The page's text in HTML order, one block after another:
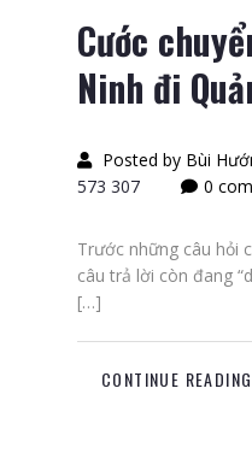
Cước
Ninh đi
Posted by Bùi
573 307
0
Trước những câu hỏi
câu trả lời còn đang
[…]
CONTINUE READING